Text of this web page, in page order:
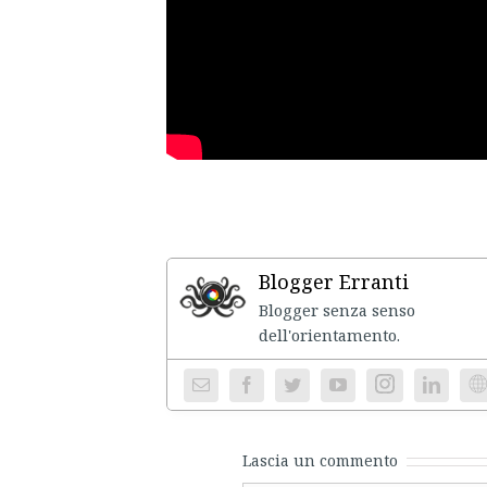
Blogger Erranti
Blogger senza senso
Instagram
Lascia un commento